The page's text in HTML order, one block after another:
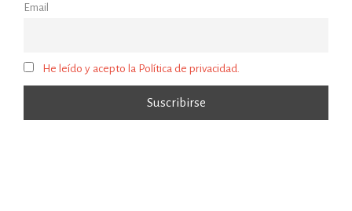
Email
He leído y acepto la Política de privacidad.